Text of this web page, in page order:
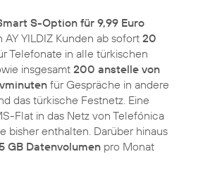
S-Option für 9,99 Euro
YILDIZ Kunden ab sofort 20
Telefonate in alle türkischen
insgesamt 200 anstelle von
für Gespräche in andere
das türkische Festnetz. Eine
Flat in das Netz von Telefónica
bisher enthalten. Darüber hinaus
GB Datenvolumen pro Monat